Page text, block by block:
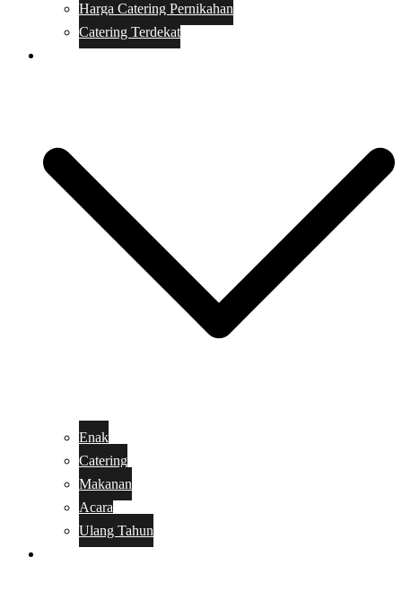
Harga Catering Pernikahan
Catering Terdekat
Enak
Catering
Makanan
Acara
Ulang Tahun